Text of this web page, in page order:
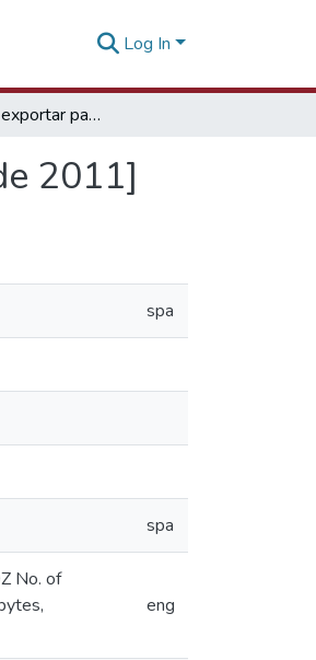
Log In
Aprendiendo a exportar paso a paso (2da parte) [13 de julio de 2011]
2011]
spa
spa
No. of
eng